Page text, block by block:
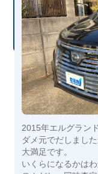
2015年エルグラン
ダメ元でだしまし
大満足です。
いくらになるかは